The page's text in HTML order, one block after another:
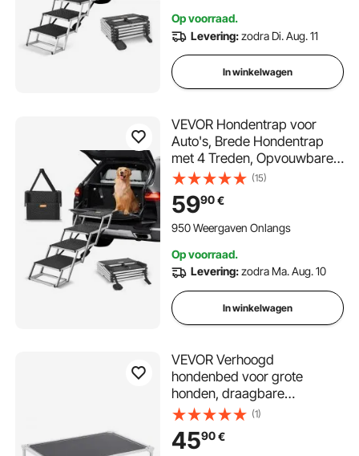
Auto, SUV en Vrachtwagen,
Ondersteunt tot 68 kg
Op voorraad.
Levering:zodra Di. Aug. 11
In winkelwagen
VEVOR Hondentrap voor
Auto's, Brede Hondentrap
met 4 Treden, Opvouwbare
Hondentrap met
Antislipoppervlak, Draagbare
Hondentrap van
Lichtgewicht Aluminium voor
Ondersteunt tot 68 kg
(15)
5990€
950 Weergaven Onlangs
Op voorraad.
Levering:zodra Ma. Aug. 10
In winkelwagen
VEVOR Verhoogd
hondenbed voor grote
honden, draagbare
verhoogde hondenligstoel
met aluminium buisframe en
ademend Teslin-gaas,
(1)
4590€